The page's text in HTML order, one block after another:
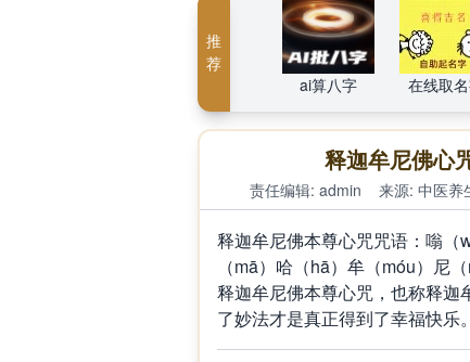
推
荐
ai算八字
在线取
释迦牟尼佛心
责任编辑: admin 来源: 中医养
释迦牟尼佛本尊心咒咒语：嗡
（mā）哈（hā）牟（móu）尼
释迦牟尼佛本尊心咒，也称释迦
了妙法才是真正得到了幸福快乐。